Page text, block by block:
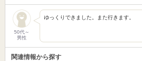
50代～
男性
ゆっくりできました。また行きます。
関連情報から探す